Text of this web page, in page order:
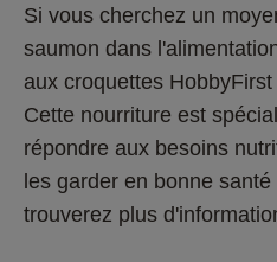
Si vous cherchez un
saumon dans
aux croquettes
Cette nourriture est
répondre aux besoins
les garder en bonne
trouverez plus